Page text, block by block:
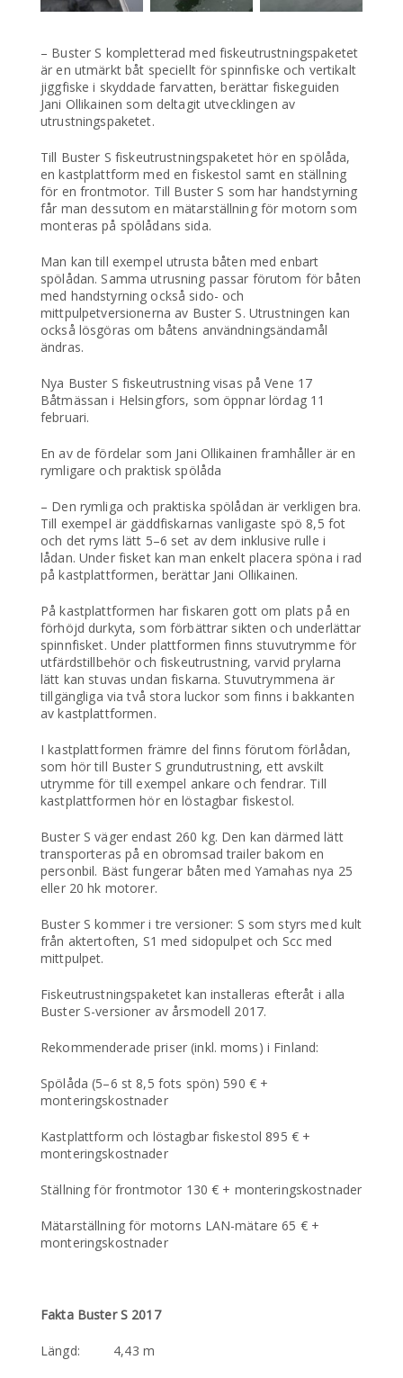
– Buster S kompletterad med fiskeutrustningspaketet
är en utmärkt båt speciellt för spinnfiske och vertikalt
jiggfiske i skyddade farvatten, berättar fiskeguiden
Jani Ollikainen som deltagit utvecklingen av
utrustningspaketet.
Till Buster S fiskeutrustningspaketet hör en spölåda,
en kastplattform med en fiskestol samt en ställning
för en frontmotor. Till Buster S som har handstyrning
får man dessutom en mätarställning för motorn som
monteras på spölådans sida.
Man kan till exempel utrusta båten med enbart
spölådan. Samma utrusning passar förutom för båten
med handstyrning också sido- och
mittpulpetversionerna av Buster S. Utrustningen kan
också lösgöras om båtens användningsändamål
ändras.
Nya Buster S fiskeutrustning visas på Vene 17
Båtmässan i Helsingfors, som öppnar lördag 11
februari.
En av de fördelar som Jani Ollikainen framhåller är en
rymligare och praktisk spölåda
– Den rymliga och praktiska spölådan är verkligen bra.
Till exempel är gäddfiskarnas vanligaste spö 8,5 fot
och det ryms lätt 5–6 set av dem inklusive rulle i
lådan. Under fisket kan man enkelt placera spöna i rad
på kastplattformen, berättar Jani Ollikainen.
På kastplattformen har fiskaren gott om plats på en
förhöjd durkyta, som förbättrar sikten och underlättar
spinnfisket. Under plattformen finns stuvutrymme för
utfärdstillbehör och fiskeutrustning, varvid prylarna
lätt kan stuvas undan fiskarna. Stuvutrymmena är
tillgängliga via två stora luckor som finns i bakkanten
av kastplattformen.
I kastplattformen främre del finns förutom förlådan,
som hör till Buster S grundutrustning, ett avskilt
utrymme för till exempel ankare och fendrar. Till
kastplattformen hör en löstagbar fiskestol.
Buster S väger endast 260 kg. Den kan därmed lätt
transporteras på en obromsad trailer bakom en
personbil. Bäst fungerar båten med Yamahas nya 25
eller 20 hk motorer.
Buster S kommer i tre versioner: S som styrs med kult
från aktertoften, S1 med sidopulpet och Scc med
mittpulpet.
Fiskeutrustningspaketet kan installeras efteråt i alla
Buster S-versioner av årsmodell 2017.
Rekommenderade priser (inkl. moms) i Finland:
Spölåda (5–6 st 8,5 fots spön) 590 € +
monteringskostnader
Kastplattform och löstagbar fiskestol 895 € +
monteringskostnader
Ställning för frontmotor 130 € + monteringskostnader
Mätarställning för motorns LAN-mätare 65 € +
monteringskostnader
Fakta Buster S 2017
Längd: 4,43 m